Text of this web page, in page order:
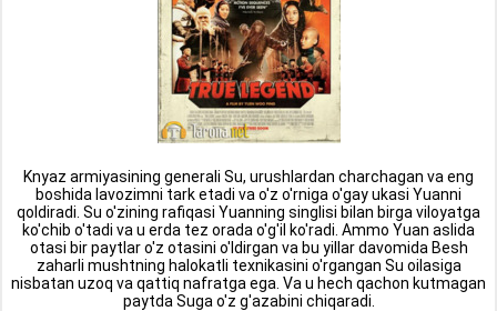
Knyaz armiyasining generali Su, urushlardan charchagan va eng
boshida lavozimni tark etadi va o'z o'rniga o'gay ukasi Yuanni
qoldiradi. Su o'zining rafiqasi Yuanning singlisi bilan birga viloyatga
ko'chib o'tadi va u erda tez orada o'g'il ko'radi. Ammo Yuan aslida
otasi bir paytlar o'z otasini o'ldirgan va bu yillar davomida Besh
zaharli mushtning halokatli texnikasini o'rgangan Su oilasiga
nisbatan uzoq va qattiq nafratga ega. Va u hech qachon kutmagan
paytda Suga o'z g'azabini chiqaradi.